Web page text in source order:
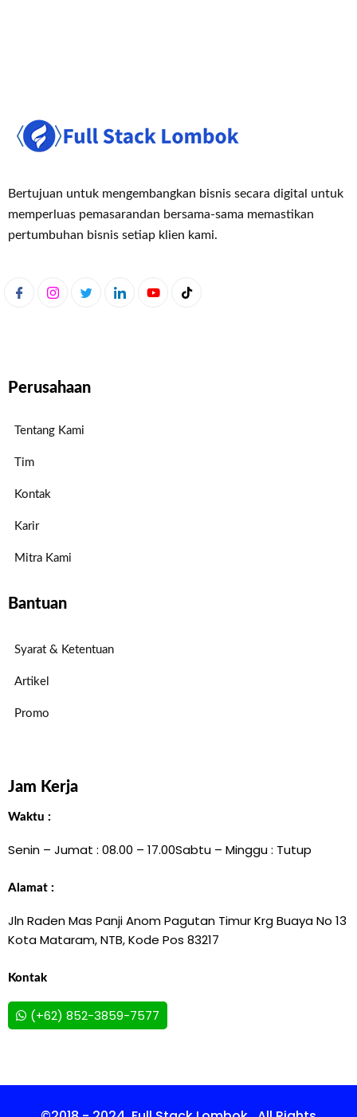
Bertujuan untuk mengembangkan bisnis secara digital untuk
memperluas pemasarandan bersama-sama memastikan
pertumbuhan bisnis setiap klien kami.
Perusahaan
Tentang Kami
Tim
Kontak
Karir
Mitra Kami
Bantuan
Syarat & Ketentuan
Artikel
Promo
Jam Kerja
Waktu :
Senin – Jumat : 08.00 – 17.00Sabtu – Minggu : Tutup
Alamat :
Jln Raden Mas Panji Anom Pagutan Timur Krg Buaya No 13
Kota Mataram, NTB, Kode Pos 83217
Kontak
(+62) 852-3859-7577